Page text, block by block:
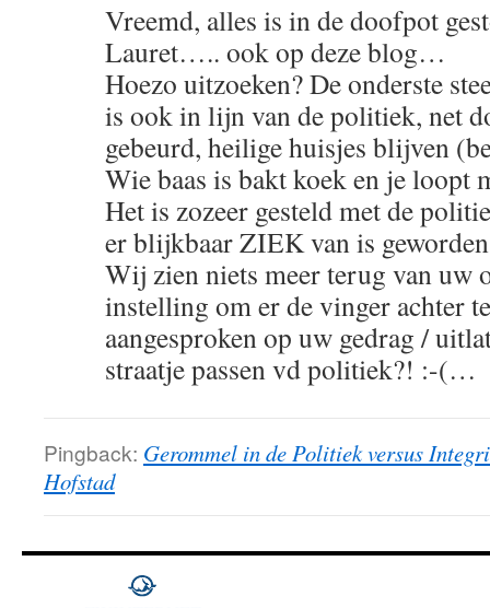
Vreemd, alles is in de doofpot
Lauret….. ook op deze blog…
Hoezo uitzoeken? De onderste
is ook in lijn van de politiek, net
gebeurd, heilige huisjes blijven
Wie baas is bakt koek en je loopt
Het is zozeer gesteld met de
er blijkbaar ZIEK van is
Wij zien niets meer terug van uw
instelling om er de vinger achter
aangesproken op uw gedrag /
straatje passen vd politiek?! :-(…
Pingback: Gerommel in de Politiek versus
Hofstad